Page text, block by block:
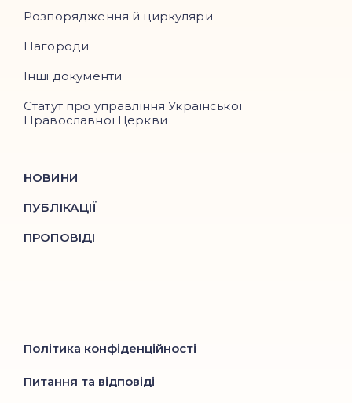
Розпорядження й циркуляри
Нагороди
Інші документи
Статут про управління Української
Православної Церкви
НОВИНИ
ПУБЛІКАЦІЇ
ПРОПОВІДІ
Політика конфіденційності
Питання та відповіді